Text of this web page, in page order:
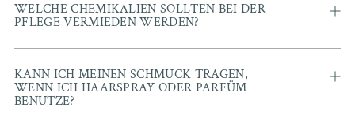
WELCHE CHEMIKALIEN SOLLTEN BEI DER
PFLEGE VERMIEDEN WERDEN?
KANN ICH MEINEN SCHMUCK TRAGEN,
WENN ICH HAARSPRAY ODER PARFÜM
BENUTZE?